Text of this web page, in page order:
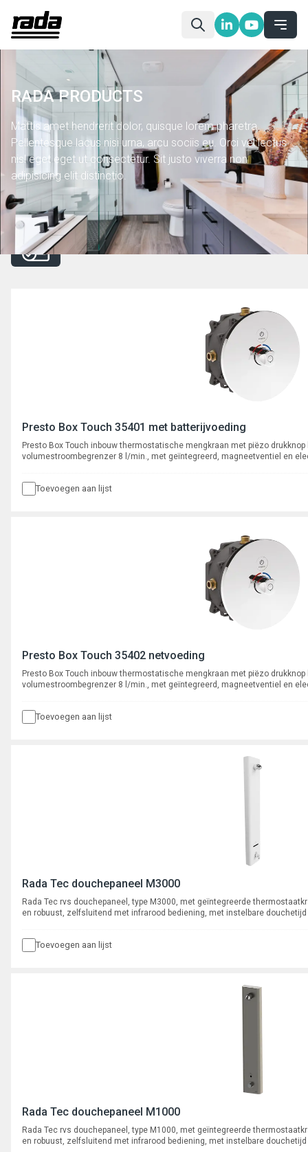
RADA PRODUCTS
Mattis amet hendrerit dolor, quisque lorem pharetra.
Pellentesque lacus nisi urna, arcu sociis eu. Orci vel lectus
nisl eget eget ut consectetur. Sit justo viverra non
adipisicing elit distinctio.
Presto Box Touch 35401 met batterijvoeding
Presto Box Touch inbouw thermostatische mengkraan met piëzo
volumestroombegrenzer 8 l/min., met geïntegreerd, magneetventiel en
Toevoegen aan lijst
Presto Box Touch 35402 netvoeding
Presto Box Touch inbouw thermostatische mengkraan met piëzo
volumestroombegrenzer 8 l/min., met geïntegreerd, magneetventiel en
Toevoegen aan lijst
Rada Tec douchepaneel M3000
Rada Tec rvs douchepaneel, type M3000, met geïntegreerde
en robuust, zelfsluitend met infrarood bediening, met instelbare
Toevoegen aan lijst
Rada Tec douchepaneel M1000
Rada Tec rvs douchepaneel, type M1000, met geïntegreerde
en robuust, zelfsluitend met infrarood bediening, met instelbare